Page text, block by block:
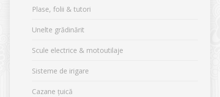
Plase, folii & tutori
Unelte grădinărit
Scule electrice & motoutilaje
Sisteme de irigare
Cazane țuică